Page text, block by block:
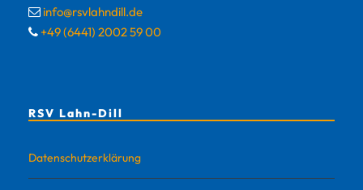
info@rsvlahndill.de
+49 (6441) 2002 59 00
RSV Lahn-Dill
Datenschutzerklärung